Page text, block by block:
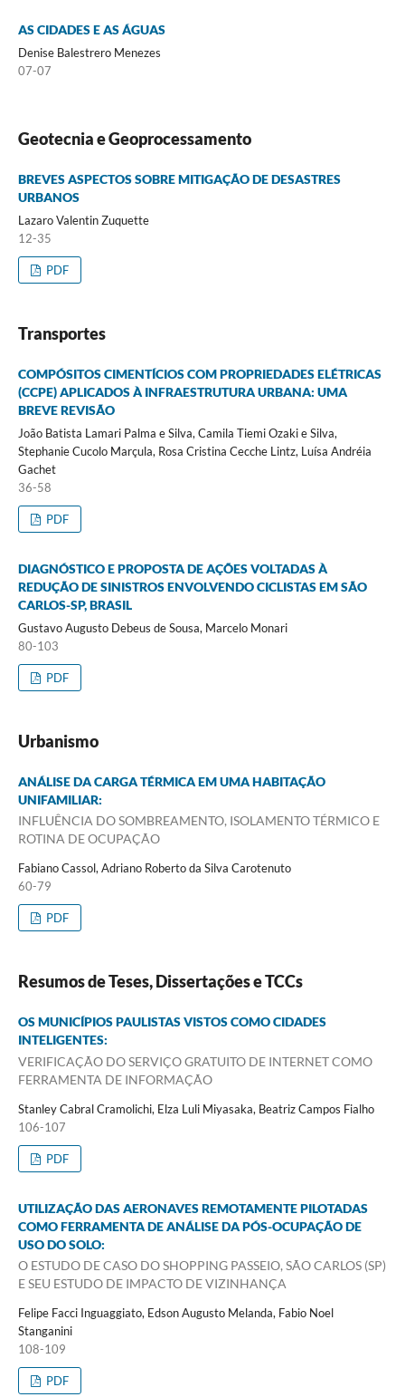
AS CIDADES E AS ÁGUAS
Denise Balestrero Menezes
07-07
Geotecnia e Geoprocessamento
BREVES ASPECTOS SOBRE MITIGAÇÃO DE DESASTRES
URBANOS
Lazaro Valentin Zuquette
12-35
PDF
Transportes
COMPÓSITOS CIMENTÍCIOS COM PROPRIEDADES ELÉTRICAS
(CCPE) APLICADOS À INFRAESTRUTURA URBANA: UMA
BREVE REVISÃO
João Batista Lamari Palma e Silva, Camila Tiemi Ozaki e Silva,
Stephanie Cucolo Marçula, Rosa Cristina Cecche Lintz, Luísa Andréia
Gachet
36-58
PDF
DIAGNÓSTICO E PROPOSTA DE AÇÕES VOLTADAS À
REDUÇÃO DE SINISTROS ENVOLVENDO CICLISTAS EM SÃO
CARLOS-SP, BRASIL
Gustavo Augusto Debeus de Sousa, Marcelo Monari
80-103
PDF
Urbanismo
ANÁLISE DA CARGA TÉRMICA EM UMA HABITAÇÃO
UNIFAMILIAR:
INFLUÊNCIA DO SOMBREAMENTO, ISOLAMENTO TÉRMICO E
ROTINA DE OCUPAÇÃO
Fabiano Cassol, Adriano Roberto da Silva Carotenuto
60-79
PDF
Resumos de Teses, Dissertações e TCCs
OS MUNICÍPIOS PAULISTAS VISTOS COMO CIDADES
INTELIGENTES:
VERIFICAÇÃO DO SERVIÇO GRATUITO DE INTERNET COMO
FERRAMENTA DE INFORMAÇÃO
Stanley Cabral Cramolichi, Elza Luli Miyasaka, Beatriz Campos Fialho
106-107
PDF
UTILIZAÇÃO DAS AERONAVES REMOTAMENTE PILOTADAS
COMO FERRAMENTA DE ANÁLISE DA PÓS-OCUPAÇÃO DE
USO DO SOLO:
O ESTUDO DE CASO DO SHOPPING PASSEIO, SÃO CARLOS (SP)
E SEU ESTUDO DE IMPACTO DE VIZINHANÇA
Felipe Facci Inguaggiato, Edson Augusto Melanda, Fabio Noel
Stanganini
108-109
PDF